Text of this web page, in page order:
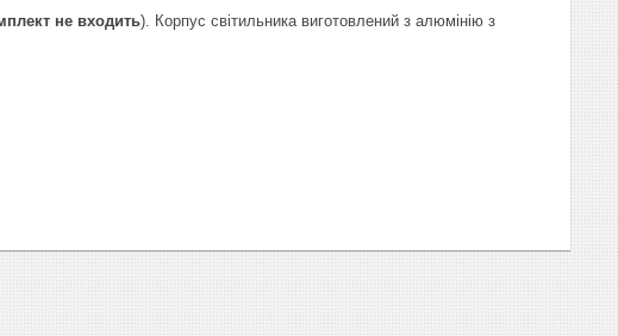
не входить). Корпус світильника виготовлений з алюмінію з